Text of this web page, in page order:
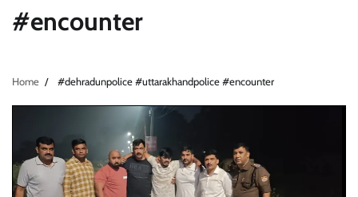
#encounter
Home #dehradunpolice #uttarakhandpolice #encounter